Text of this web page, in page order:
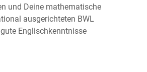
und Deine mathematische
ausgerichteten BWL
Englischkenntnisse